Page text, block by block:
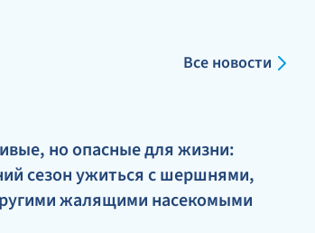
Все новости
но опасные для жизни:
сезон ужиться с шершнями,
жалящими насекомыми